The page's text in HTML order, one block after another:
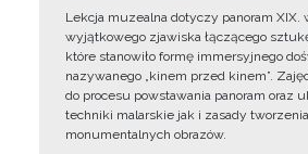
Lekcja muzealna dotyczy panoram XIX.
wyjątkowego zjawiska łączącego
które stanowiło formę immersyjnego
nazywanego „kinem przed kinem”.
do procesu powstawania panoram oraz
techniki malarskie jak i zasady
monumentalnych obrazów.